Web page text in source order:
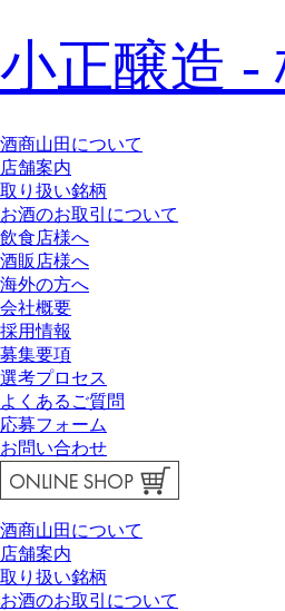
小正醸造 -
酒商山田について
店舗案内
取り扱い銘柄
お酒のお取引について
飲食店様へ
酒販店様へ
海外の方へ
会社概要
採用情報
募集要項
選考プロセス
よくあるご質問
応募フォーム
お問い合わせ
酒商山田について
店舗案内
取り扱い銘柄
お酒のお取引について